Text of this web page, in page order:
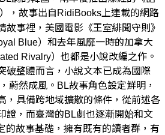
，故事出自RidiBooks上連載的網路
故事裡，美國電影《王室緋聞守則》
Blue）和去年風靡一時的加拿大
Rivalry）也都是小說改編之作。
破整體而言，小說文本已成為國際
蔚然成風。BL故事角色設定鮮明，
，具備跨地域擴散的條件，從前述各
證，而臺灣的BL劇也逐漸開始和文
的故事基礎，擁有既有的讀者群，有